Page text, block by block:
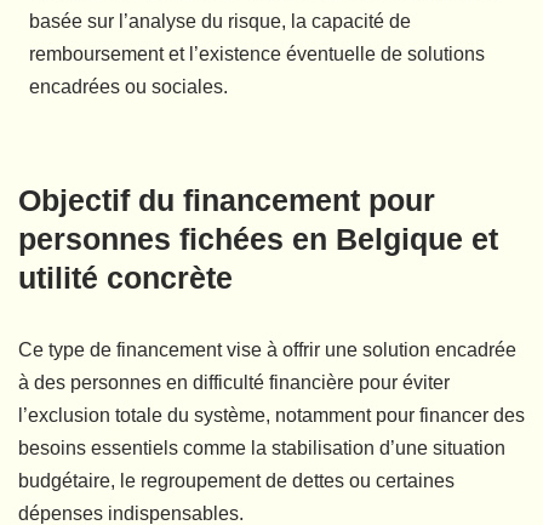
basée sur l’analyse du risque, la capacité de
remboursement et l’existence éventuelle de solutions
encadrées ou sociales.
Objectif du financement pour
personnes fichées en Belgique et
utilité concrète
Ce type de financement vise à offrir une solution encadrée
à des personnes en difficulté financière pour éviter
l’exclusion totale du système, notamment pour financer des
besoins essentiels comme la stabilisation d’une situation
budgétaire, le regroupement de dettes ou certaines
dépenses indispensables.